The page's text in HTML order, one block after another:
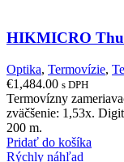
HIKMICRO
Optika, Termovízie,
€1,484.00 s DPH
Termovízny
zväčšenie: 1,53x.
200 m.
Pridať do košíka
Rýchly náhľad